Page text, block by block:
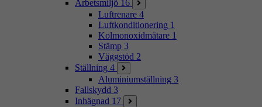
Arbetsmiljö 16
Luftrenare 4
Luftkonditionering 1
Kolmonoxidmätare 1
Stämp 3
Väggstöd 2
Ställning 4
Aluminiumställning 3
Fallskydd 3
Inhägnad 17